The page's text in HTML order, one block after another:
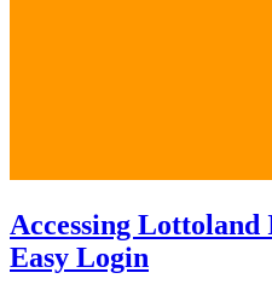
Accessing
Easy Login